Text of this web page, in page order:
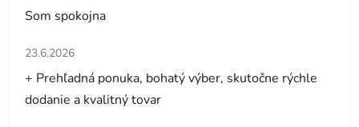
Som spokojna
Hodnotenie obchodu je 5 z 5 hviezdičiek.
23.6.2026
+ Prehľadná ponuka, bohatý výber, skutočne rýchle
dodanie a kvalitný tovar